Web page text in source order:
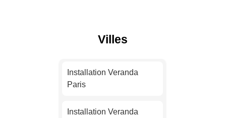
Villes
Installation Veranda
Paris
Installation Veranda